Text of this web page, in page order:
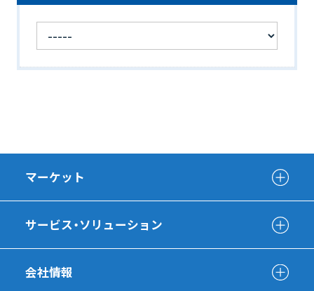
マーケット
サービス・ソリューション
会社情報